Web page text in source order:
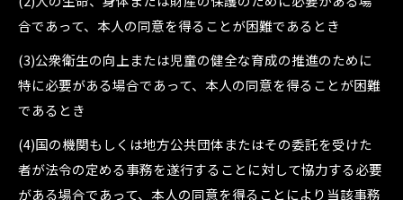
合であって、本人の同意を得ることが困難であるとき
(3)公衆衛生の向上または児童の健全な育成の推進のために
特に必要がある場合であって、本人の同意を得ることが困難
であるとき
(4)国の機関もしくは地方公共団体またはその委託を受けた
者が法令の定める事務を遂行することに対して協力する必要
がある場合であって、本人の同意を得ることにより当該事務